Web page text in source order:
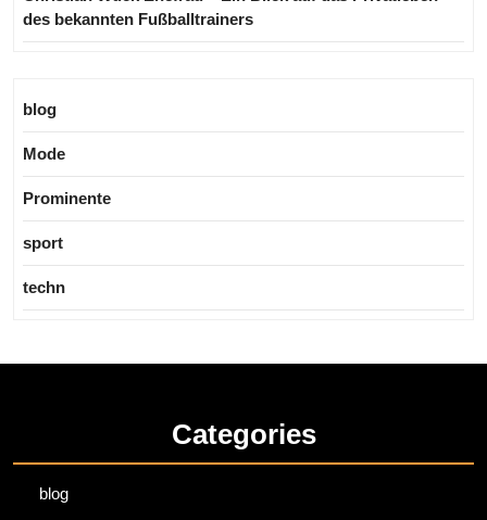
des bekannten Fußballtrainers
blog
Mode
Prominente
sport
techn
Categories
blog